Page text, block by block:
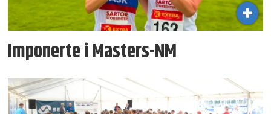
Imponerte i Masters-NM